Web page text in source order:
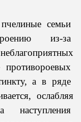
услуг
семьи
роению из-за
а в ряде
ослабляя
наступления